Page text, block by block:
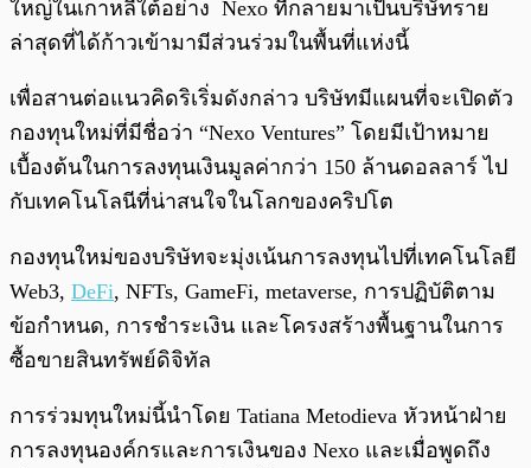
ใหญ่ในเกาหลีใต้อย่าง Nexo ที่กลายมาเป็นบริษัทราย
ล่าสุดที่ได้ก้าวเข้ามามีส่วนร่วมในพื้นที่แห่งนี้
เพื่อสานต่อแนวคิดริเริ่มดังกล่าว บริษัทมีแผนที่จะเปิดตัว
กองทุนใหม่ที่มีชื่อว่า “Nexo Ventures” โดยมีเป้าหมาย
เบื้องต้นในการลงทุนเงินมูลค่ากว่า 150 ล้านดอลลาร์ ไป
กับเทคโนโลนีที่น่าสนใจในโลกของคริปโต
กองทุนใหม่ของบริษัทจะมุ่งเน้นการลงทุนไปที่เทคโนโลยี
Web3, DeFi, NFTs, GameFi, metaverse, การปฏิบัติตาม
ข้อกำหนด, การชำระเงิน และโครงสร้างพื้นฐานในการ
ซื้อขายสินทรัพย์ดิจิทัล
การร่วมทุนใหม่นี้นำโดย Tatiana Metodieva หัวหน้าฝ่าย
การลงทุนองค์กรและการเงินของ Nexo และเมื่อพูดถึง